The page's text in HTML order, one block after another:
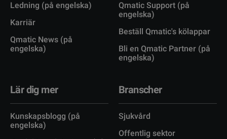
Ledning (på engelska)
Karriär
Qmatic News (på
engelska)
Qmatic Support (på
engelska)
Beställ Qmatic's kölappar
Bli en Qmatic Partner (på
engelska)
Lär dig mer
Kunskapsblogg (på
engelska)
Branscher
Sjukvård
Offentlig sektor